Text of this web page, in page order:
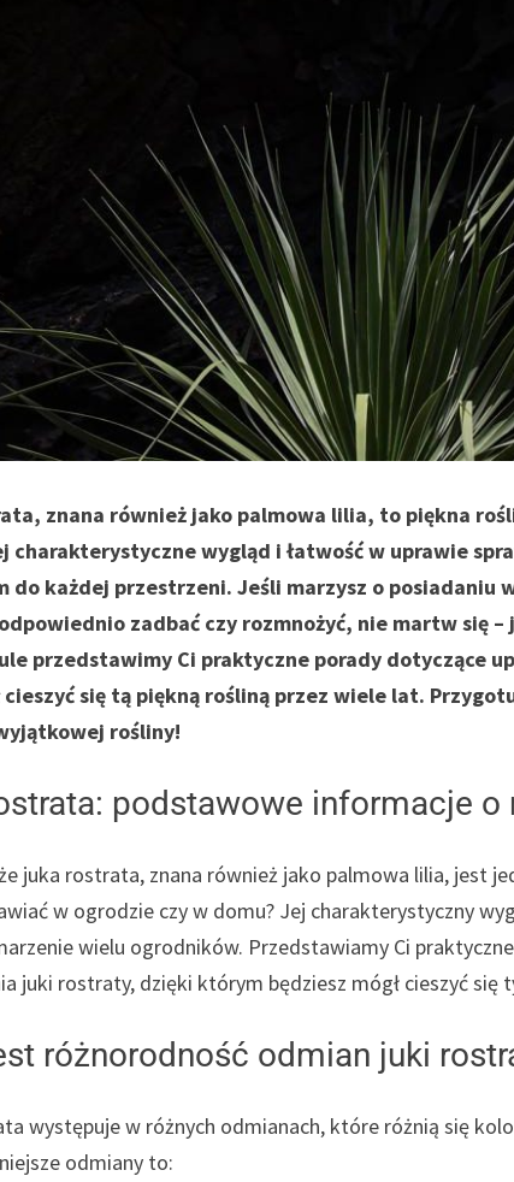
znana również jako palmowa lilia, to piękna
charakterystyczne wygląd i łatwość w uprawie
do każdej przestrzeni. Jeśli marzysz o posiadaniu
zadbać czy rozmnożyć, nie martw się –
przedstawimy Ci praktyczne porady dotyczące
cieszyć się tą piękną rośliną przez wiele lat.
rośliny!
podstawowe informacje o
juka rostrata, znana również jako palmowa lilia, jest
w ogrodzie czy w domu? Jej charakterystyczny
wielu ogrodników. Przedstawiamy Ci
juki rostraty, dzięki którym będziesz mógł cieszyć się
różnorodność odmian juki
występuje w różnych odmianach, które różnią się
odmiany to: